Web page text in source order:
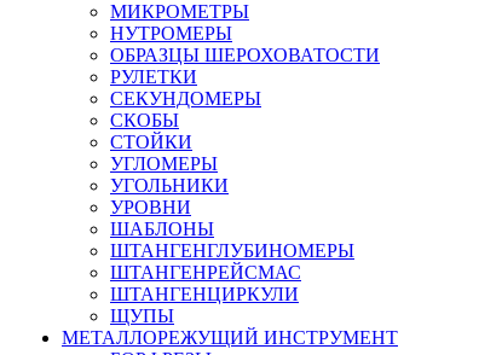
МИКРОМЕТРЫ
НУТРОМЕРЫ
ОБРАЗЦЫ ШЕРОХОВАТОСТИ
РУЛЕТКИ
СЕКУНДОМЕРЫ
СКОБЫ
СТОЙКИ
УГЛОМЕРЫ
УГОЛЬНИКИ
УРОВНИ
ШАБЛОНЫ
ШТАНГЕНГЛУБИНОМЕРЫ
ШТАНГЕНРЕЙСМАС
ШТАНГЕНЦИРКУЛИ
ЩУПЫ
МЕТАЛЛОРЕЖУЩИЙ ИНСТРУМЕНТ